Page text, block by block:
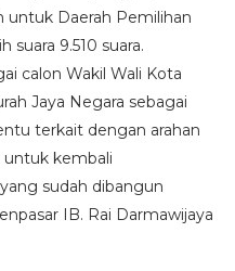
untuk Daerah Pemilihan
suara 9.510 suara.
calon Wakil Wali Kota
Jaya Negara sebagai
terkait dengan arahan
kembali
sudah dibangun
IB. Rai Darmawijaya